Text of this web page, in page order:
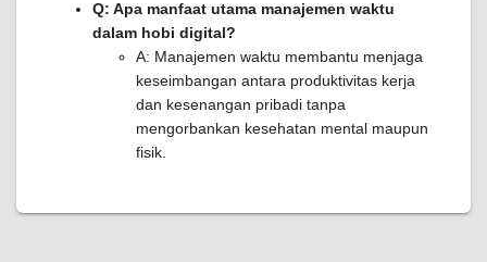
Q: Apa manfaat utama manajemen waktu
dalam hobi digital?
A: Manajemen waktu membantu menjaga
keseimbangan antara produktivitas kerja
dan kesenangan pribadi tanpa
mengorbankan kesehatan mental maupun
fisik.